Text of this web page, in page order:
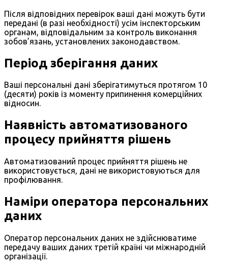
Після відповідних перевірок ваші дані можуть бути
передані (в разі необхідності) усім інспекторським
органам, відповідальним за контроль виконання
зобов’язань, установлених законодавством.
Період зберігання даних
Ваші персональні дані зберігатимуться протягом 10
(десяти) років із моменту припинення комерційних
відносин.
Наявність автоматизованого
процесу прийняття рішень
Автоматизований процес прийняття рішень не
використовується, дані не використовуються для
профілювання.
Наміри оператора персональних
даних
Оператор персональних даних не здійснюватиме
передачу ваших даних третій країні чи міжнародній
організації.